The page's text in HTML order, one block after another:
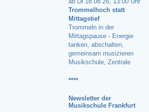
Trommelhoch statt
Mittagstief
Trommeln in der
Mittagspause - Energie
tanken, abschalten,
gemeinsam musizieren
Musikschule, Zentrale
****
Newsletter der
Musikschule Frankfurt